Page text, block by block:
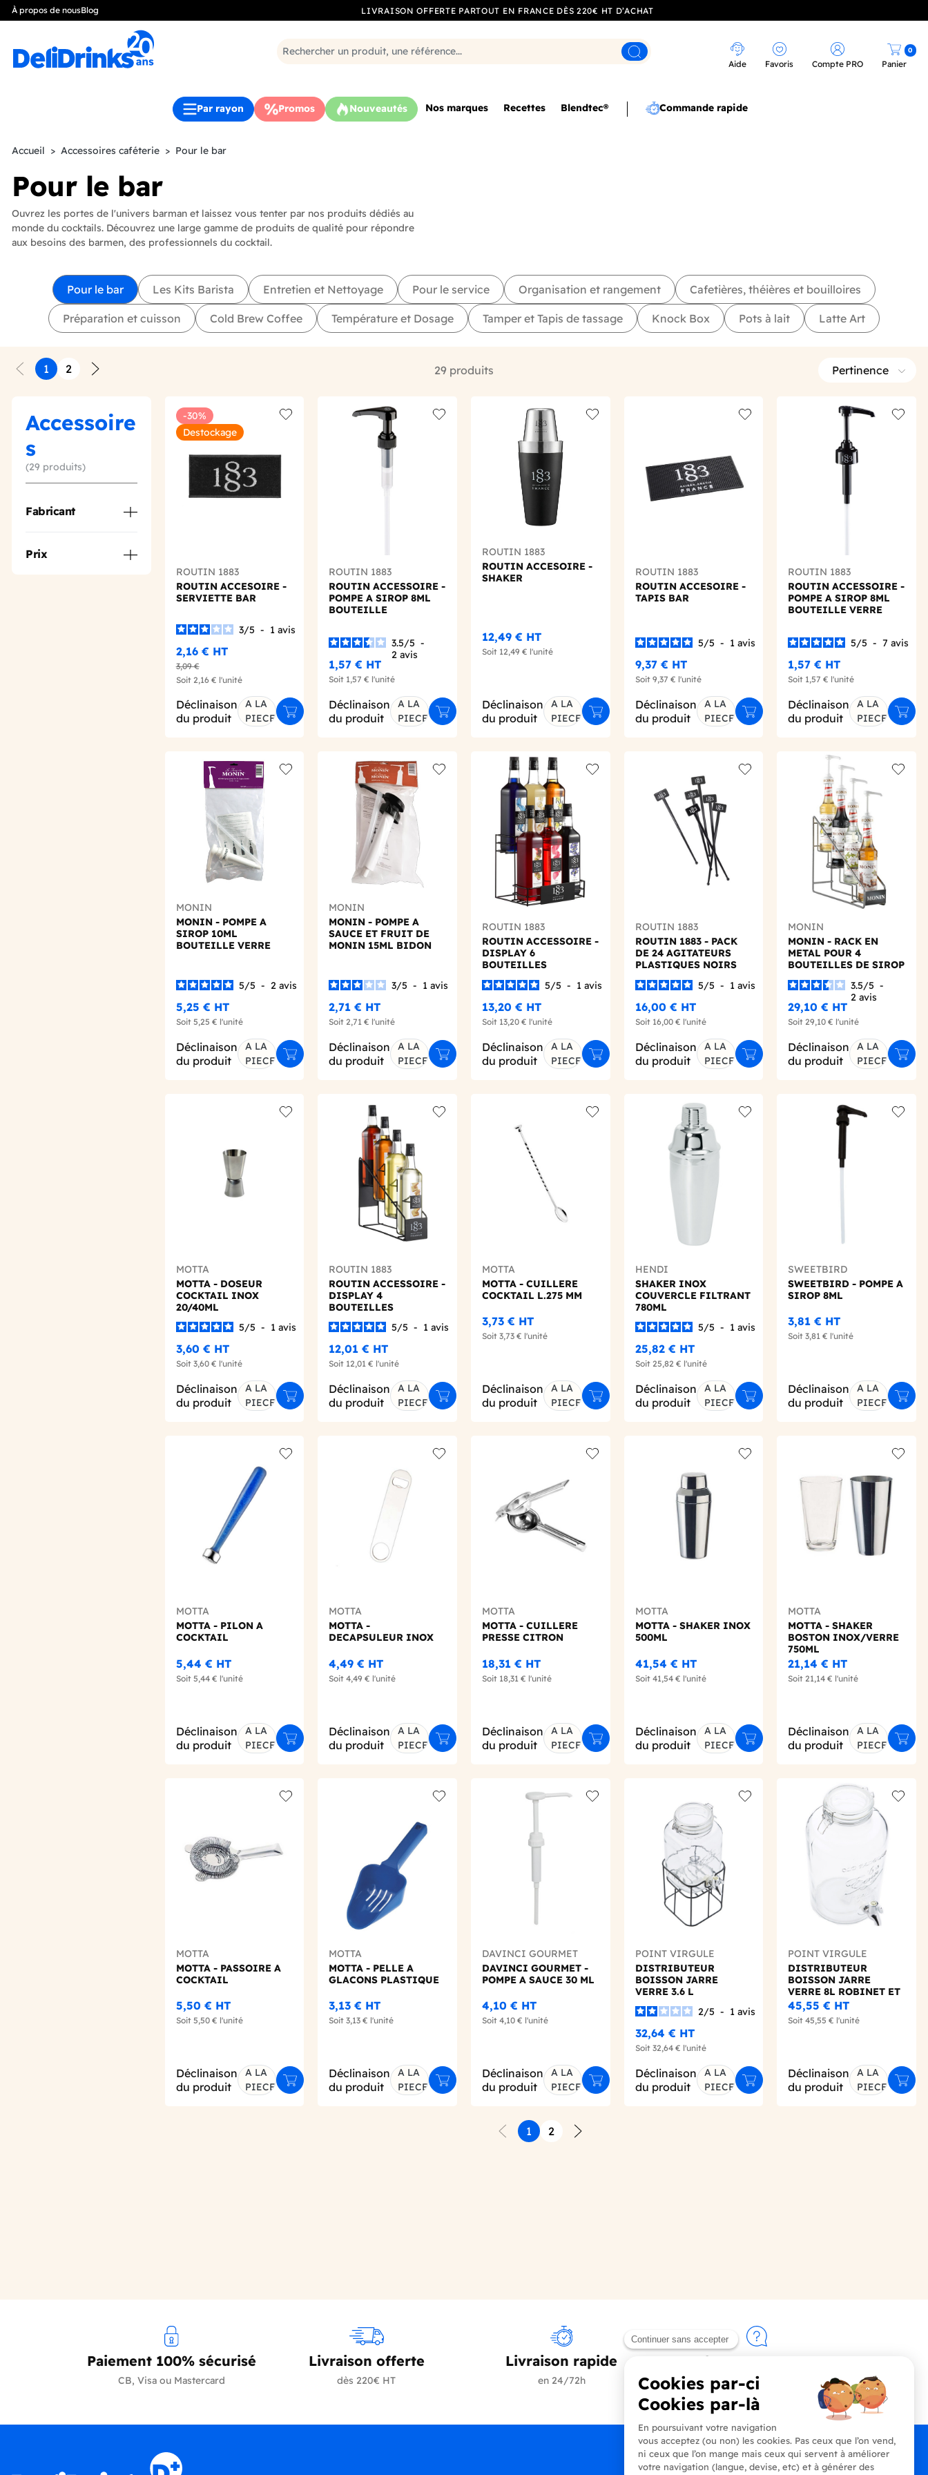
À propos de nousBlog LIVRAISON OFFERTE PARTOUT EN FRANCE DÈS 220€ HT D’ACHAT
Rechercher
Aide Favoris Compte PRO Panier
0
Par rayon Promos Nouveautés Nos marques Recettes Blendtec® Commande rapide
Accueil Accessoires caféterie Pour le bar
Pour le bar
Ouvrez les portes de l'univers barman et laissez vous tenter par nos produits dédiés au
monde du cocktails. Découvrez une large gamme de produits de qualité pour répondre
aux besoins des barmen, des professionnels du cocktail.
Pour le bar Les Kits Barista Entretien et Nettoyage Pour le service Organisation et rangement Cafetières, théières et bouilloires
Préparation et cuisson Cold Brew Coffee Température et Dosage Tamper et Tapis de tassage Knock Box Pots à lait Latte Art
Précédent
1
2
29 produits Pertinence
Accessoire
s
(29 produits)
Fabricant
Prix
-30%
Destockage
ROUTIN 1883
ROUTIN ACCESOIRE -
SERVIETTE BAR
3/5 - 1 avis
2,16 € HT
3,09 €
Soit 2,16 € l'unité
Déclinaison
du produit
A LA
PIECE
Ajouter au panier
ROUTIN 1883
ROUTIN ACCESSOIRE -
POMPE A SIROP 8ML
BOUTEILLE
3.5/5 -
2avis
1,57 € HT
Soit 1,57 € l'unité
Déclinaison
du produit
A LA
PIECE
Ajouter au panier
ROUTIN 1883
ROUTIN ACCESOIRE -
SHAKER
12,49 € HT
Soit 12,49 € l'unité
Déclinaison
du produit
A LA
PIECE
Ajouter au panier
ROUTIN 1883
ROUTIN ACCESOIRE -
TAPIS BAR
5/5 - 1 avis
9,37 € HT
Soit 9,37 € l'unité
Déclinaison
du produit
A LA
PIECE
Ajouter au panier
ROUTIN 1883
ROUTIN ACCESSOIRE -
POMPE A SIROP 8ML
BOUTEILLE VERRE
5/5 - 7avis
1,57 € HT
Soit 1,57 € l'unité
Déclinaison
du produit
A LA
PIECE
Add to wishlist
MONIN
MONIN - POMPE A
SIROP 10ML
BOUTEILLE VERRE
5/5 - 2 avis
5,25 € HT
Soit 5,25 € l'unité
Déclinaison
du produit
A LA
PIECE
Ajouter au panier
Add to wishlist
MONIN
MONIN - POMPE A
SAUCE ET FRUIT DE
MONIN 15ML BIDON
3/5 - 1avis
2,71 € HT
Soit2,71 € l'unité
Déclinaison
du produit
A LA
PIECE
Ajouter au panier
ROUTIN 1883
ROUTIN ACCESSOIRE -
DISPLAY 6
BOUTEILLES
5/5 - 1 avis
13,20 € HT
Soit 13,20 € l'unité
Déclinaison
du produit
A LA
PIECE
Ajouter au panier
ROUTIN 1883
ROUTIN 1883 - PACK
DE 24 AGITATEURS
PLASTIQUES NOIRS
5/5 - 1 avis
16,00 € HT
Soit 16,00 € l'unité
Déclinaison
du produit
A LA
PIECE
Ajouter au panier
MONIN
MONIN - RACK EN
METAL POUR 4
BOUTEILLES DE SIROP
3.5/5 -
2avis
29,10 € HT
Soit29,10 € l'unité
Déclinaison
du produit
A LA
PIECE
MOTTA
MOTTA - DOSEUR
COCKTAIL INOX
20/40ML
5/5 - 1 avis
3,60 € HT
Soit 3,60 € l'unité
Déclinaison
du produit
A LA
PIECE
Ajouter au panier
ROUTIN 1883
ROUTIN ACCESSOIRE -
DISPLAY 4
BOUTEILLES
5/5 - 1avis
12,01 € HT
Soit 12,01 € l'unité
Déclinaison
du produit
A LA
PIECE
Ajouter au panier
MOTTA
MOTTA - CUILLERE
COCKTAIL L.275 MM
3,73 € HT
Soit 3,73 € l'unité
Déclinaison
du produit
A LA
PIECE
Ajouter au panier
HENDI
SHAKER INOX
COUVERCLE FILTRANT
780ML
5/5 - 1 avis
25,82 € HT
Soit 25,82 € l'unité
Déclinaison
du produit
A LA
PIECE
Ajouter au panier
SWEETBIRD
SWEETBIRD - POMPE A
SIROP 8ML
3,81 € HT
Soit3,81 € l'unité
Déclinaison
du produit
A LA
PIECE
MOTTA
MOTTA - PILON A
COCKTAIL
5,44 € HT
Soit 5,44 € l'unité
Déclinaison
du produit
A LA
PIECE
Ajouter au panier
MOTTA
MOTTA -
DECAPSULEUR INOX
4,49 € HT
Soit4,49 € l'unité
Déclinaison
du produit
A LA
PIECE
Ajouter au panier
MOTTA
MOTTA - CUILLERE
PRESSE CITRON
18,31 € HT
Soit 18,31 € l'unité
Déclinaison
du produit
A LA
PIECE
Ajouter au panier
MOTTA
MOTTA - SHAKER INOX
500ML
41,54 € HT
Soit 41,54 € l'unité
Déclinaison
du produit
A LA
PIECE
Ajouter au panier
MOTTA
MOTTA - SHAKER
BOSTON INOX/VERRE
750ML
21,14 € HT
Soit21,14 € l'unité
Déclinaison
du produit
A LA
PIECE
MOTTA
MOTTA - PASSOIRE A
COCKTAIL
5,50 € HT
Soit 5,50 € l'unité
Déclinaison
du produit
A LA
PIECE
Ajouter au panier
MOTTA
MOTTA - PELLE A
GLACONS PLASTIQUE
3,13 € HT
Soit3,13 € l'unité
Déclinaison
du produit
A LA
PIECE
Ajouter au panier
DAVINCI GOURMET
DAVINCI GOURMET -
POMPE A SAUCE 30 ML
4,10 € HT
Soit 4,10 € l'unité
Déclinaison
du produit
A LA
PIECE
Ajouter au panier
Add to wishlist
POINT VIRGULE
DISTRIBUTEUR
BOISSON JARRE
VERRE 3.6 L
2/5 - 1 avis
32,64 € HT
Soit 32,64 € l'unité
Déclinaison
du produit
A LA
PIECE
Ajouter au panier
POINT VIRGULE
DISTRIBUTEUR
BOISSON JARRE
VERRE 8L ROBINET ET
SUPPORT METAL
45,55 € HT
Soit45,55 € l'unité
Déclinaison
du produit
A LA
PIECE
Précédent
1
2
Paiement 100% sécurisé
CB, Visa ou Mastercard
Livraison offerte
dès 220€ HT
Livraison rapide
en 24/72h
Contactez-nous
+33 (0)4 90 91 20 80